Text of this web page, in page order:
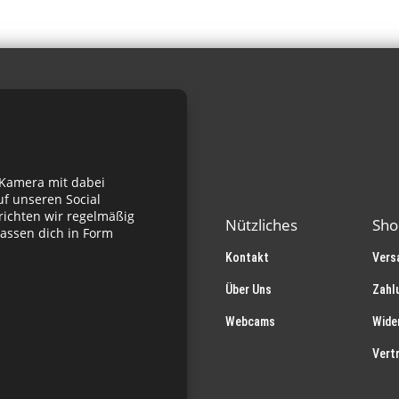
mit dabei
unseren Social
wir regelmäßig
dich in Form
Nützliches
Kontakt
Über Uns
Webcams